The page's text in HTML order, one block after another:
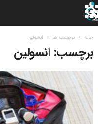
خانه برچسب ها انسولین
برچسب: انسولین